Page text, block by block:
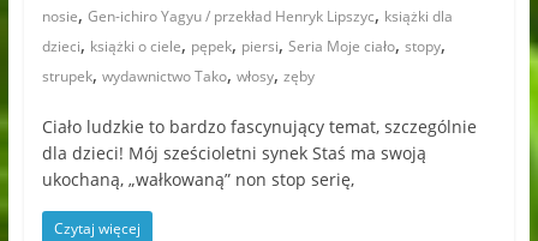
nosie, Gen-ichiro Yagyu / przekład Henryk Lipszyc, książki dla
dzieci, książki o ciele, pępek, piersi, Seria Moje ciało, stopy,
strupek, wydawnictwo Tako, włosy, zęby
Ciało ludzkie to bardzo fascynujący temat, szczególnie
dla dzieci! Mój sześcioletni synek Staś ma swoją
ukochaną, „wałkowaną” non stop serię,
Czytaj więcej